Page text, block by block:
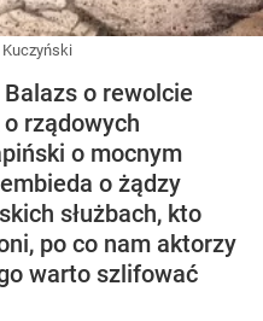
Kuczyński
o rewolcie
rządowych
o mocnym
o żądzy
służbach, kto
po co nam aktorzy
warto szlifować